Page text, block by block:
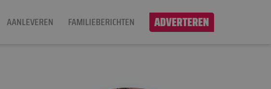
AANLEVEREN FAMILIEBERICHTEN ADVERTEREN